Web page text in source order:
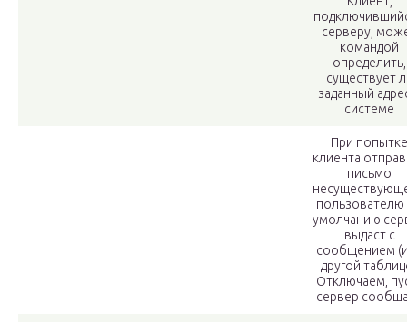
серверу,
командой
определить,
существует
заданный
системе
При попытке
клиента
письмо
пользователю
умолчанию
выдаст с
сообщением
другой
Отключаем,
сервер